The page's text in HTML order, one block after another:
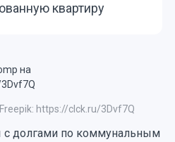
квартиру
https://clck.ru/3Dvf7Q
с долгами по коммунальным